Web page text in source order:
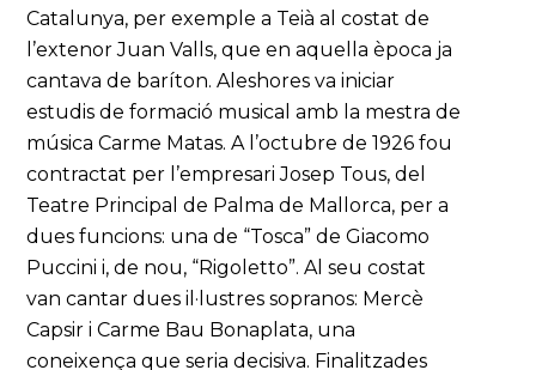
Catalunya, per exemple a Teià al costat de
l’extenor Juan Valls, que en aquella època ja
cantava de baríton. Aleshores va iniciar
estudis de formació musical amb la mestra de
música Carme Matas. A l’octubre de 1926 fou
contractat per l’empresari Josep Tous, del
Teatre Principal de Palma de Mallorca, per a
dues funcions: una de “Tosca” de Giacomo
Puccini i, de nou, “Rigoletto”. Al seu costat
van cantar dues il·lustres sopranos: Mercè
Capsir i Carme Bau Bonaplata, una
coneixença que seria decisiva. Finalitzades